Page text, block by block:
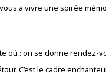
à vivre une soirée
où : on se donne rendez-
C’est le cadre